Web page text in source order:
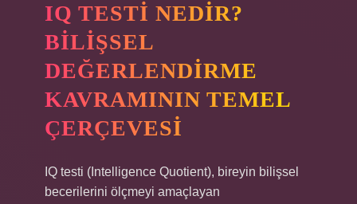
IQ TESTI NEDIR?
BILIŞSEL
DEĞERLENDIRME
KAVRAMININ TEMEL
ÇERÇEVESI
IQ testi (Intelligence Quotient), bireyin bilişsel
becerilerini ölçmeyi amaçlayan